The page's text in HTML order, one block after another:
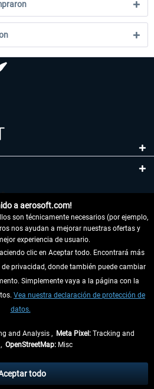
si no se describe lo contrario
de Alemania. Los plazos de envío para los
a aerosoft.com!
son técnicamente necesarios (por ejemplo,
nos ayudan a mejorar nuestras ofertas y
experiencia de usuario.
clic en Aceptar todo. Encontrará más
privacidad, donde también puede cambiar
Simplemente vaya a la página con la
Vea nuestra declaración de protección de
datos.
and Analysis , Meta Pixel: Tracking and
OpenStreetMap:Misc
todo